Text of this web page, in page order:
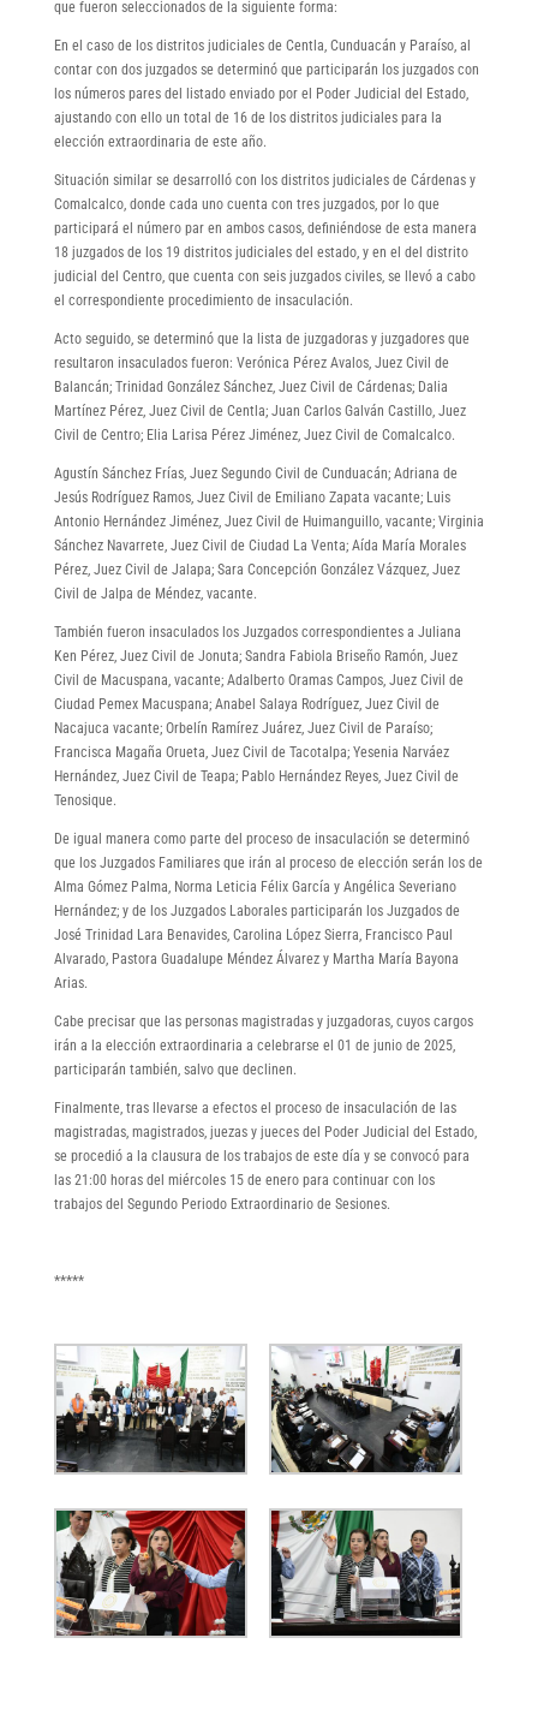
que fueron seleccionados de la siguiente forma:
En el caso de los distritos judiciales de Centla, Cunduacán y Paraíso, al
contar con dos juzgados se determinó que participarán los juzgados con
los números pares del listado enviado por el Poder Judicial del Estado,
ajustando con ello un total de 16 de los distritos judiciales para la
elección extraordinaria de este año.
Situación similar se desarrolló con los distritos judiciales de Cárdenas y
Comalcalco, donde cada uno cuenta con tres juzgados, por lo que
participará el número par en ambos casos, definiéndose de esta manera
18 juzgados de los 19 distritos judiciales del estado, y en el del distrito
judicial del Centro, que cuenta con seis juzgados civiles, se llevó a cabo
el correspondiente procedimiento de insaculación.
Acto seguido, se determinó que la lista de juzgadoras y juzgadores que
resultaron insaculados fueron: Verónica Pérez Avalos, Juez Civil de
Balancán; Trinidad González Sánchez, Juez Civil de Cárdenas; Dalia
Martínez Pérez, Juez Civil de Centla; Juan Carlos Galván Castillo, Juez
Civil de Centro; Elia Larisa Pérez Jiménez, Juez Civil de Comalcalco.
Agustín Sánchez Frías, Juez Segundo Civil de Cunduacán; Adriana de
Jesús Rodríguez Ramos, Juez Civil de Emiliano Zapata vacante; Luis
Antonio Hernández Jiménez, Juez Civil de Huimanguillo, vacante; Virginia
Sánchez Navarrete, Juez Civil de Ciudad La Venta; Aída María Morales
Pérez, Juez Civil de Jalapa; Sara Concepción González Vázquez, Juez
Civil de Jalpa de Méndez, vacante.
También fueron insaculados los Juzgados correspondientes a Juliana
Ken Pérez, Juez Civil de Jonuta; Sandra Fabiola Briseño Ramón, Juez
Civil de Macuspana, vacante; Adalberto Oramas Campos, Juez Civil de
Ciudad Pemex Macuspana; Anabel Salaya Rodríguez, Juez Civil de
Nacajuca vacante; Orbelín Ramírez Juárez, Juez Civil de Paraíso;
Francisca Magaña Orueta, Juez Civil de Tacotalpa; Yesenia Narváez
Hernández, Juez Civil de Teapa; Pablo Hernández Reyes, Juez Civil de
Tenosique.
De igual manera como parte del proceso de insaculación se determinó
que los Juzgados Familiares que irán al proceso de elección serán los de
Alma Gómez Palma, Norma Leticia Félix García y Angélica Severiano
Hernández; y de los Juzgados Laborales participarán los Juzgados de
José Trinidad Lara Benavides, Carolina López Sierra, Francisco Paul
Alvarado, Pastora Guadalupe Méndez Álvarez y Martha María Bayona
Arias.
Cabe precisar que las personas magistradas y juzgadoras, cuyos cargos
irán a la elección extraordinaria a celebrarse el 01 de junio de 2025,
participarán también, salvo que declinen.
Finalmente, tras llevarse a efectos el proceso de insaculación de las
magistradas, magistrados, juezas y jueces del Poder Judicial del Estado,
se procedió a la clausura de los trabajos de este día y se convocó para
las 21:00 horas del miércoles 15 de enero para continuar con los
trabajos del Segundo Periodo Extraordinario de Sesiones.
*****